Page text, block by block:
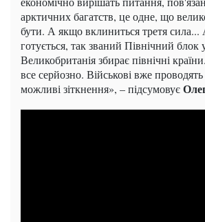
арктичних багатств, це одне, що
бути. А якщо вклиниться третя
готується, так званий Північний блок
Великобританія збирає північні
все серйозно. Військові вже
можливі зіткнення», – підсумовує